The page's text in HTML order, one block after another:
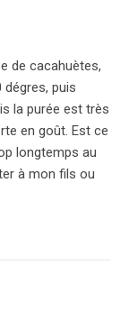
de cacahuètes,
puis
la purée est très
en goût. Est ce
longtemps au
à mon fils ou